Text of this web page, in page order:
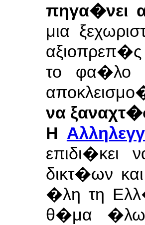
πηγα�νει
μια
το φα�λο
να
Η
επιδι�κει
δικτ�ων
�λη τη
θ�μα